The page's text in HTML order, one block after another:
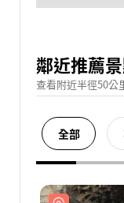
鄰近推薦
查看附近半徑50公
全部